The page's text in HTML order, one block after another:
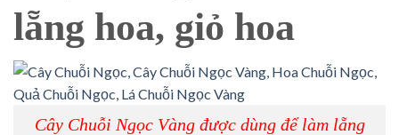
lẵng hoa, giỏ hoa
Cây Chuỗi Ngọc Vàng được dùng để làm lẵng